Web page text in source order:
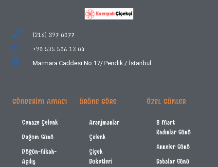
(216) 397 0077
+90 535 506 13 04
Marmara Caddesi No 17/ Pendik / İstanbul
GÖNDERIM AMACI
Cenaze Çelenk
Doğum Günü
Düğün-Nikah-
Açılış
ÜRÜNE GÖRE
Aranjmanlar
Çelenk
Çiçek
Buketleri
ÖZEL GÜNLER
8 Mart
Kadınlar Günü
Anneler Günü
Babalar Günü